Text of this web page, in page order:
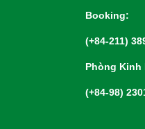
Booking:
(+84-211)
Phòng Kinh
(+84-98)